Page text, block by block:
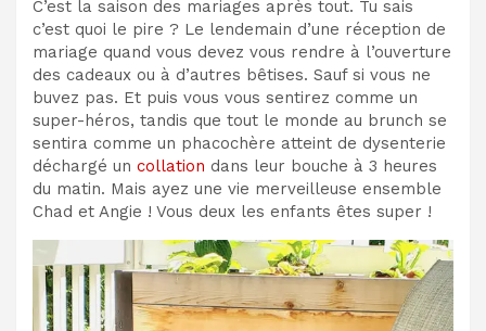
C’est la saison des mariages après tout. Tu sais
c’est quoi le pire ? Le lendemain d’une réception de
mariage quand vous devez vous rendre à l’ouverture
des cadeaux ou à d’autres bêtises. Sauf si vous ne
buvez pas. Et puis vous vous sentirez comme un
super-héros, tandis que tout le monde au brunch se
sentira comme un phacochère atteint de dysenterie
déchargé un collation dans leur bouche à 3 heures
du matin. Mais ayez une vie merveilleuse ensemble
Chad et Angie ! Vous deux les enfants êtes super !